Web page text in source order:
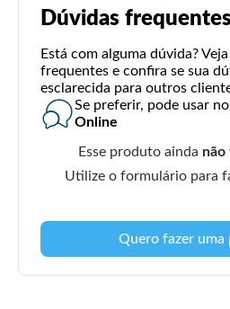
Dúvidas frequentes
Está com alguma dúvida?
frequentes e confira se sua
esclarecida para outros
Se preferir, pode usar
Online
Esse produto ainda não
Utilize o formulário para
Quero fazer uma